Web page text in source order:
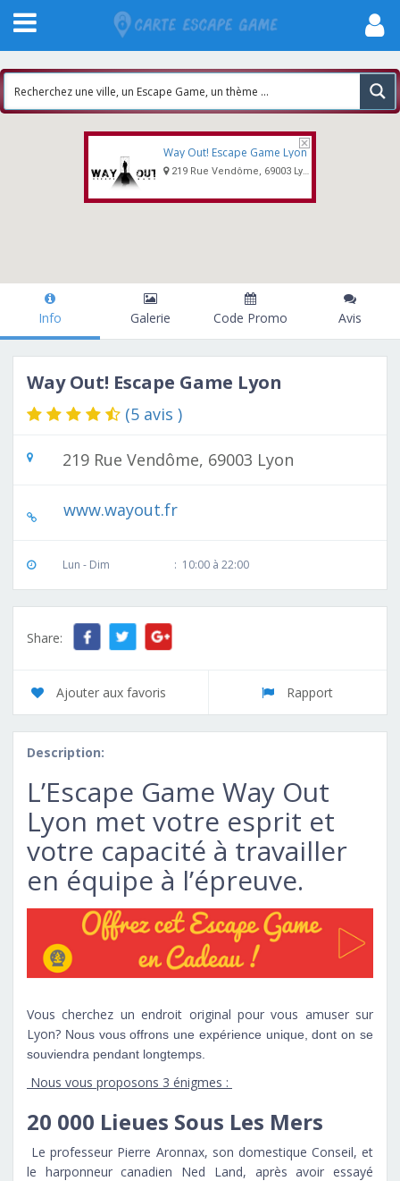
Way Out! Escape Game Lyon
219 Rue Vendôme, 69003 Lyon
Info Galerie Code Promo Avis
Way Out! Escape Game Lyon
(5 avis )
219 Rue Vendôme, 69003 Lyon
www.wayout.fr
Lun - Dim : 10:00 à 22:00
Share:
Ajouter aux favoris Rapport
Description:
L’Escape Game Way Out
Lyon met votre esprit et
votre capacité à travailler
en équipe à l’épreuve.
Vous cherchez un endroit original pour vous amuser sur
Lyon? Nous vous offrons une expérience unique, dont on se
souviendra pendant longtemps.
Nous vous proposons 3 énigmes :
20 000 Lieues Sous Les Mers
Le professeur Pierre Aronnax, son domestique Conseil, et
le harponneur canadien Ned Land, après avoir essayé